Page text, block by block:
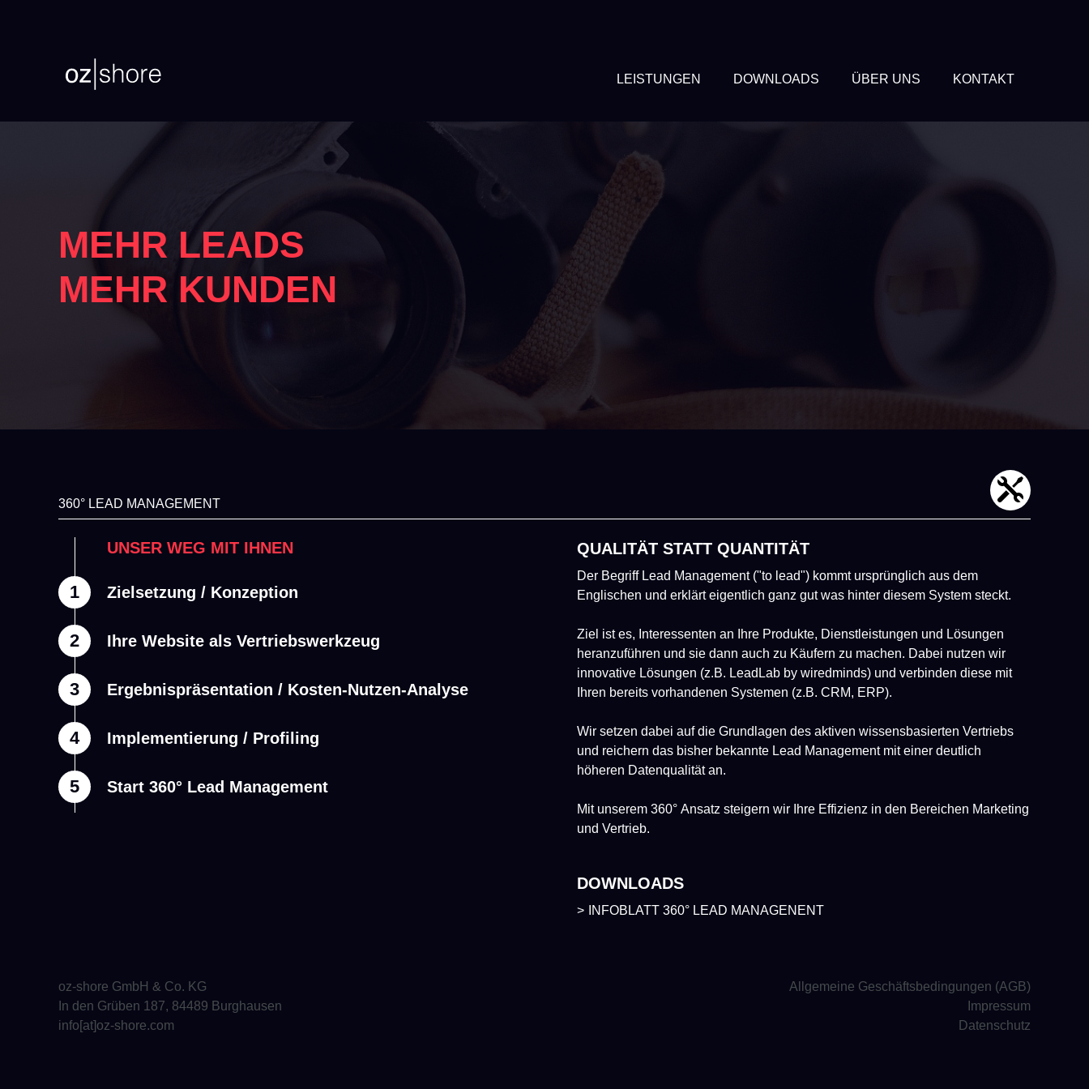
LEISTUNGEN DOWNLOADS ÜBER UNS KONTAKT
MEHR LEADS
MEHR KUNDEN
360° LEAD MANAGEMENT
UNSER WEG MIT IHNEN
1 Zielsetzung / Konzeption
2 Ihre Website als Vertriebswerkzeug
3 Ergebnispräsentation / Kosten-Nutzen-Analyse
4 Implementierung / Profiling
5 Start 360° Lead Management
QUALITÄT STATT QUANTITÄT
Der Begriff Lead Management ("to lead") kommt ursprünglich aus dem
Englischen und erklärt eigentlich ganz gut was hinter diesem System steckt.
Ziel ist es, Interessenten an Ihre Produkte, Dienstleistungen und Lösungen
heranzuführen und sie dann auch zu Käufern zu machen. Dabei nutzen wir
innovative Lösungen (z.B. LeadLab by wiredminds) und verbinden diese mit
Ihren bereits vorhandenen Systemen (z.B. CRM, ERP).
Wir setzen dabei auf die Grundlagen des aktiven wissensbasierten Vertriebs
und reichern das bisher bekannte Lead Management mit einer deutlich
höheren Datenqualität an.
Mit unserem 360° Ansatz steigern wir Ihre Effizienz in den Bereichen Marketing
und Vertrieb.
DOWNLOADS
INFOBLATT 360° LEAD MANAGENENT
oz-shore GmbH & Co. KG
In den Grüben 187, 84489 Burghausen
info[at]oz-shore.com
Allgemeine Geschäftsbedingungen (AGB)
Impressum
Datenschutz